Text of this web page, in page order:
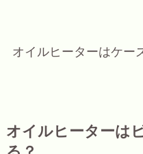
オイルヒーターはケー
オイルヒーターは